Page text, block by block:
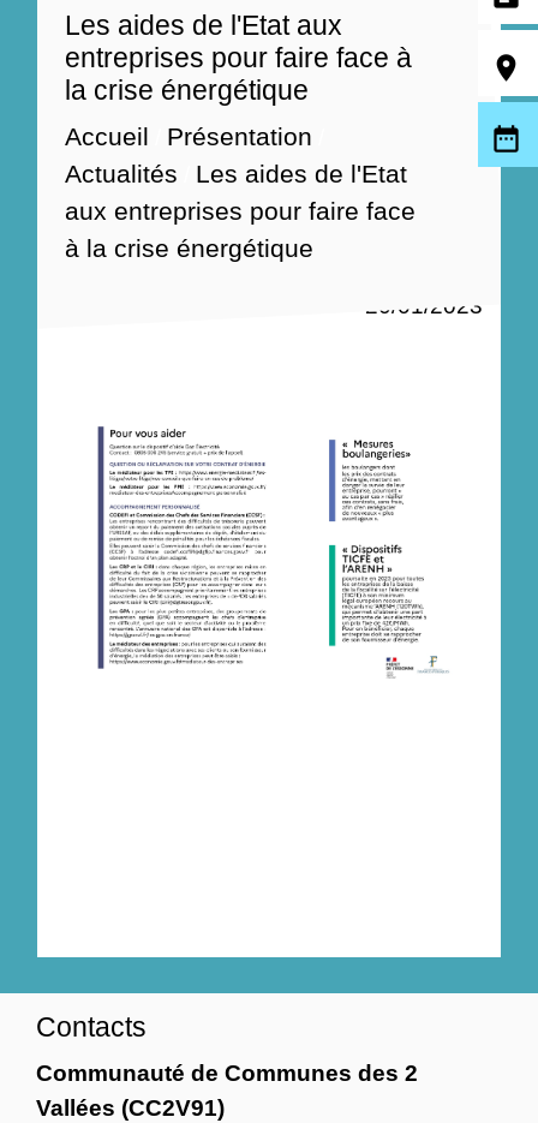
Les aides de l'Etat aux
entreprises pour faire face à
la crise énergétique
Accueil Présentation
Actualités
Les aides de l'Etat
aux entreprises pour faire face
à la crise énergétique
20/01/2023
room
date_range
Contacts
Communauté de Communes des 2
Vallées (CC2V91)